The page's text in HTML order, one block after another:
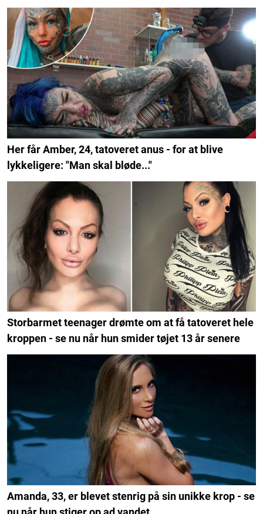
Her får Amber, 24, tatoveret anus - for at blive
lykkeligere: "Man skal bløde..."
Storbarmet teenager drømte om at få tatoveret hele
kroppen - se nu når hun smider tøjet 13 år senere
Amanda, 33, er blevet stenrig på sin unikke krop - se